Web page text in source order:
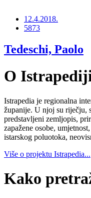
12.4.2018.
5873
Tedeschi, Paolo
O
Istrapedia je regionalna
županije. U njoj su riječju,
predstavljeni zemljopis,
zapažene osobe,
istarskog poluotoka,
Više o projektu Istrapedia...
Kako